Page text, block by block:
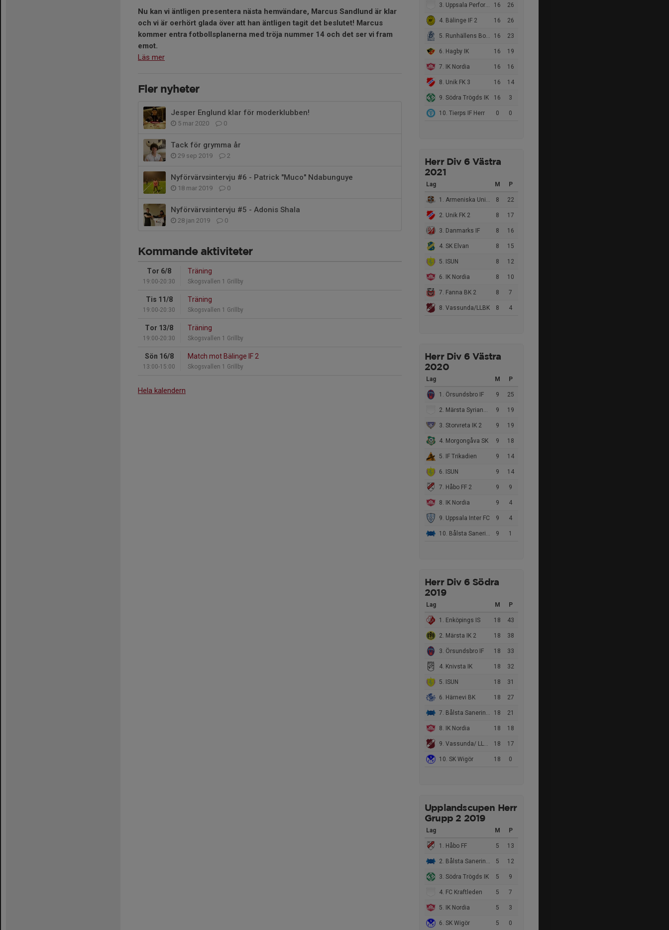
3. Uppsala Performance BK 16 26
4. Bälinge IF 2 16 26
5. Runhällens BoIS 16 23
6. Hagby IK 16 19
7. IK Nordia 16 16
8. Unik FK 3 16 14
9. Södra Trögds IK 16 3
10. Tierps IF Herr 0 0
Herr Div 6 Västra
2021
Lag M P
1. Armeniska United FK 8 22
2. Unik FK 2 8 17
3. Danmarks IF 8 16
4. SK Elvan 8 15
5. ISUN 8 12
6. IK Nordia 8 10
7. Fanna BK 2 8 7
8. Vassunda/LLBK 8 4
Herr Div 6 Västra
2020
Lag M P
1. Örsundsbro IF 9 25
2. Märsta Syrianska FC 9 19
3. Storvreta IK 2 9 19
4. Morgongåva SK 9 18
5. IF Trikadien 9 14
6. ISUN 9 14
7. Håbo FF 2 9 9
8. IK Nordia 9 4
9. Uppsala Inter FC 9 4
10. Bålsta Sanering FC 9 1
Herr Div 6 Södra
2019
Lag M P
1. Enköpings IS 18 43
2. Märsta IK 2 18 38
3. Örsundsbro IF 18 33
4. Knivsta IK 18 32
5. ISUN 18 31
6. Härnevi BK 18 27
7. Bålsta Sanering FC 18 21
8. IK Nordia 18 18
9. Vassunda/ LLBK 18 17
10. SK Wigör 18 0
Upplandscupen Herr
Grupp 2 2019
Lag M P
1. Håbo FF 5 13
2. Bålsta Sanering FC 5 12
3. Södra Trögds IK 5 9
4. FC Kraftleden 5 7
5. IK Nordia 5 3
6. SK Wigör 5 0
Nu kan vi äntligen presentera nästa hemvändare, Marcus Sandlund är klar
och vi är oerhört glada över att han äntligen tagit det beslutet! Marcus
kommer entra fotbollsplanerna med tröja nummer 14 och det ser vi fram
emot.
Läs mer
Fler nyheter
Jesper Englund klar för moderklubben!
5 mar 2020 0
Tack för grymma år
29 sep 2019 2
Nyförvärvsintervju #6 - Patrick "Muco" Ndabunguye
18 mar 2019 0
Nyförvärvsintervju #5 - Adonis Shala
28 jan 2019 0
Kommande aktiviteter
Tor 6/8
19:00-20:30
Träning
Skogsvallen 1 Grillby
Tis 11/8
19:00-20:30
Träning
Skogsvallen 1 Grillby
Tor 13/8
19:00-20:30
Träning
Skogsvallen 1 Grillby
Sön 16/8
13:00-15:00
Match mot Bälinge IF 2
Skogsvallen 1 Grillby
Hela kalendern